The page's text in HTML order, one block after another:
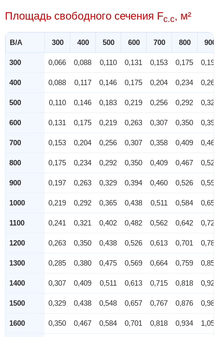
Площадь свободного сечения Fc.c, м²
B/A 300 400 500 600 700 800 900
300 0,066 0,088 0,110 0,131 0,153 0,175 0,197
400 0,088 0,117 0,146 0,175 0,204 0,234 0,263
500 0,110 0,146 0,183 0,219 0,256 0,292 0,329
600 0,131 0,175 0,219 0,263 0,307 0,350 0,394
700 0,153 0,204 0,256 0,307 0,358 0,409 0,460
800 0,175 0,234 0,292 0,350 0,409 0,467 0,526
900 0,197 0,263 0,329 0,394 0,460 0,526 0,591
1000 0,219 0,292 0,365 0,438 0,511 0,584 0,657
1100 0,241 0,321 0,402 0,482 0,562 0,642 0,723
1200 0,263 0,350 0,438 0,526 0,613 0,701 0,788
1300 0,285 0,380 0,475 0,569 0,664 0,759 0,854
1400 0,307 0,409 0,511 0,613 0,715 0,818 0,920
1500 0,329 0,438 0,548 0,657 0,767 0,876 0,986
1600 0,350 0,467 0,584 0,701 0,818 0,934 1,051